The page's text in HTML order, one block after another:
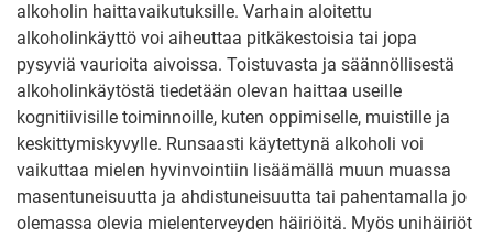
alkoholin haittavaikutuksille. Varhain aloitettu
alkoholinkäyttö voi aiheuttaa pitkäkestoisia tai jopa
pysyviä vaurioita aivoissa. Toistuvasta ja säännöllisestä
alkoholinkäytöstä tiedetään olevan haittaa useille
kognitiivisille toiminnoille, kuten oppimiselle, muistille ja
keskittymiskyvylle. Runsaasti käytettynä alkoholi voi
vaikuttaa mielen hyvinvointiin lisäämällä muun muassa
masentuneisuutta ja ahdistuneisuutta tai pahentamalla jo
olemassa olevia mielenterveyden häiriöitä. Myös unihäiriöt